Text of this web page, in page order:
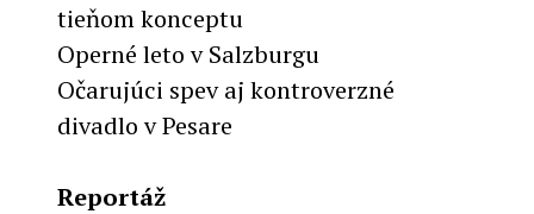
tieňom konceptu
Operné leto v Salzburgu
Očarujúci spev aj kontroverzné
divadlo v Pesare
Reportáž